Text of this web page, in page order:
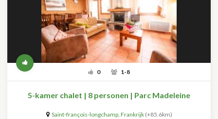
0 1-8
5-kamer chalet | 8 personen | Parc Madeleine
Saint-françois-longchamp, Frankrijk (+85.6km)